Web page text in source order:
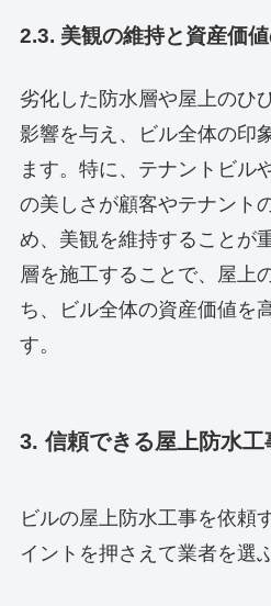
2.3. 美観の維持と資産価
劣化した防水層や屋上のひ
影響を与え、ビル全体の印
ます。特に、テナントビル
の美しさが顧客やテナント
め、美観を維持することが
層を施工することで、屋上
ち、ビル全体の資産価値を
す。
3. 信頼できる屋上防水
ビルの屋上防水工事を依頼
イントを押さえて業者を選